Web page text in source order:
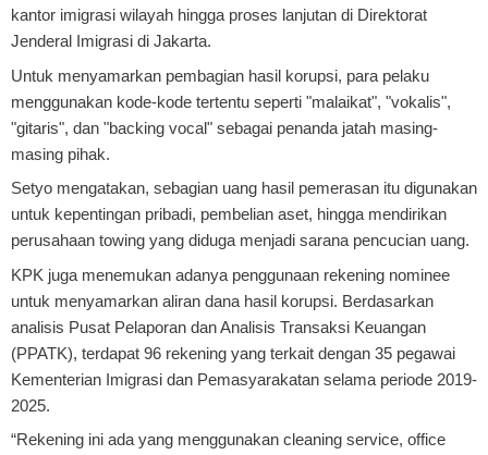
kantor imigrasi wilayah hingga proses lanjutan di Direktorat
Jenderal Imigrasi di Jakarta.
Untuk menyamarkan pembagian hasil korupsi, para pelaku
menggunakan kode-kode tertentu seperti "malaikat", "vokalis",
"gitaris", dan "backing vocal" sebagai penanda jatah masing-
masing pihak.
Setyo mengatakan, sebagian uang hasil pemerasan itu digunakan
untuk kepentingan pribadi, pembelian aset, hingga mendirikan
perusahaan towing yang diduga menjadi sarana pencucian uang.
KPK juga menemukan adanya penggunaan rekening nominee
untuk menyamarkan aliran dana hasil korupsi. Berdasarkan
analisis Pusat Pelaporan dan Analisis Transaksi Keuangan
(PPATK), terdapat 96 rekening yang terkait dengan 35 pegawai
Kementerian Imigrasi dan Pemasyarakatan selama periode 2019-
2025.
“Rekening ini ada yang menggunakan cleaning service, office